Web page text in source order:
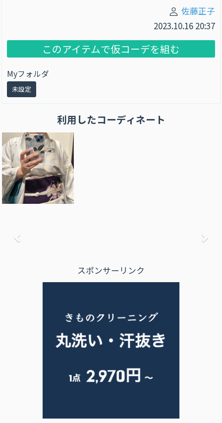
佐藤正子
2023.10.16 20:37
このアイテムで仮コーデを組む
Myフォルダ
未設定
利用したコーディネート
スポンサーリンク